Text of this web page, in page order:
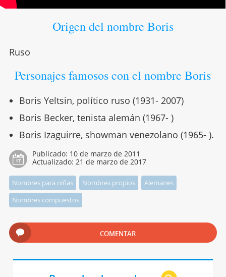
Origen del nombre Boris
Ruso
Personajes famosos con el nombre Boris
Boris Yeltsin, político ruso (1931- 2007)
Boris Becker, tenista alemán (1967- )
Boris Izaguirre, showman venezolano (1965- ).
Publicado: 10 de marzo de 2011
Actualizado: 21 de marzo de 2017
Nombres para niñas Nombres propios
Alemanes
Nombres compuestos
COMENTAR